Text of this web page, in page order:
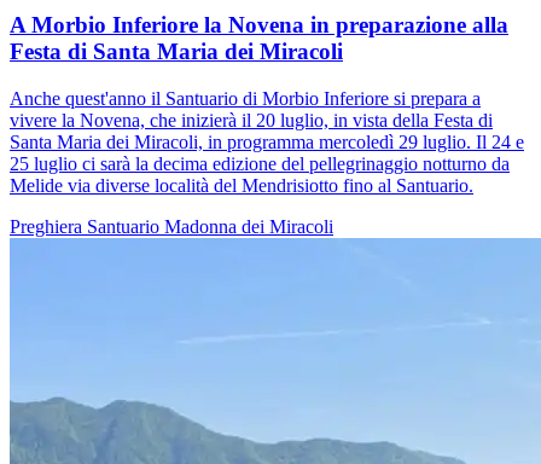
A Morbio Inferiore la Novena in preparazione alla
Festa di Santa Maria dei Miracoli
Anche quest'anno il Santuario di Morbio Inferiore si prepara a
vivere la Novena, che inizierà il 20 luglio, in vista della Festa di
Santa Maria dei Miracoli, in programma mercoledì 29 luglio. Il 24 e
25 luglio ci sarà la decima edizione del pellegrinaggio notturno da
Melide via diverse località del Mendrisiotto fino al Santuario.
Preghiera Santuario Madonna dei Miracoli